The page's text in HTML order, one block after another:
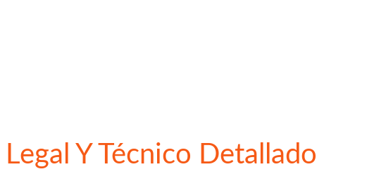
Y Técnico Detallado